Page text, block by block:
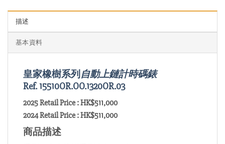
描述
基本資料
皇家橡樹系列 自動上鏈計時碼錶
Ref. 15510OR.OO.1320OR.03
2025 Retail Price : HK$511,000
2024 Retail Price : HK$511,000
商品描述